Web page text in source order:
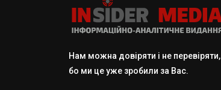
Нам можна довіряти і не перевіряти,
бо ми це уже зробили за Вас.